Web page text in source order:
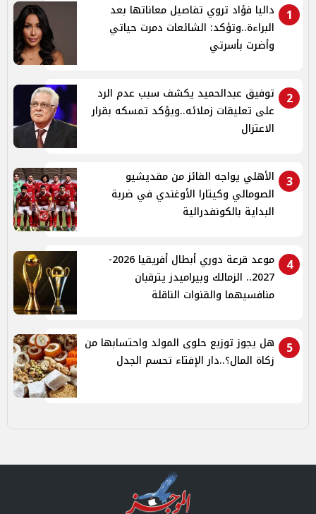
1
داليا فؤاد تروي تفاصيل معاناتها بعد
البراءة..وتؤكد: الشائعات دمرت حياتي
وأضرت بأسرتي
2
توفيق عبدالحميد يكشف سبب عدم الرد
على تعليقات زملائه..ويؤكد تمسكه بقرار
الاعتزال
3
الأهلي يواجه الفائز من مقديشيو
الصومالي وكيتارا الأوغندي في ضربة
البداية بالكونفدرالية
4
موعد قرعة دوري أبطال أفريقيا 2026-
2027.. الزمالك وبيراميدز يترقبان
منافسيهما والقنوات الناقلة
5
هل يجوز توزيع حلوى المولد واحتسابها من
زكاة المال؟..دار الإفتاء تحسم الجدل